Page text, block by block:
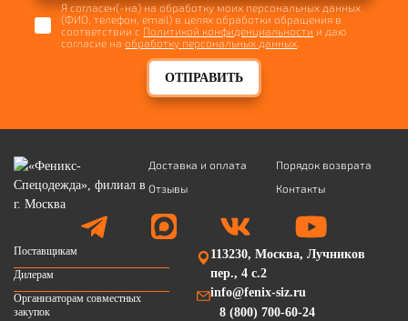
ОТПРАВИТЬ
Я согласен(-на) на обработку моих персональных данных
(ФИО, телефон, email) в целях обработки обращения в
соответствии с Политикой конфиденциальности и даю
согласие наобработку персональных данных
Доставка и оплата
Порядок возврата
Отзывы
Контакты
Поставщикам
Дилерам
Организаторам совместных
закупок
113230, Москва, Лучников
пер., 4 с.2
info@fenix-siz.ru
8 (800) 700-60-24